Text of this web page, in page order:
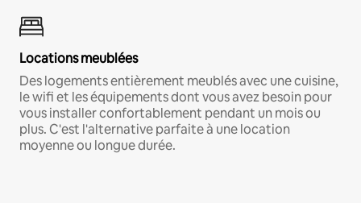
Locations meublées
Des logements entièrement meublés avec une cuisine,
le wifi et les équipements dont vous avez besoin pour
vous installer confortablement pendant un mois ou
plus. C'est l'alternative parfaite à une location
moyenne ou longue durée.